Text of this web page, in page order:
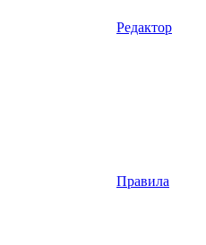
Редактор
Правила